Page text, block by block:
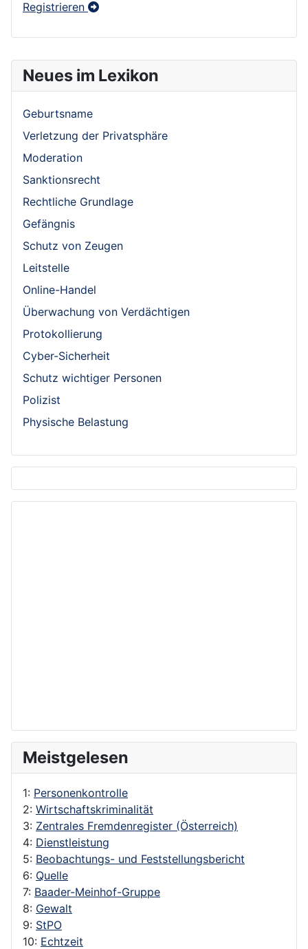
Neues im Lexikon
Geburtsname
Verletzung der Privatsphäre
Moderation
Sanktionsrecht
Rechtliche Grundlage
Gefängnis
Schutz von Zeugen
Leitstelle
Online-Handel
Überwachung von Verdächtigen
Protokollierung
Cyber-Sicherheit
Schutz wichtiger Personen
Polizist
Physische Belastung
Meistgelesen
1: Personenkontrolle
2: Wirtschaftskriminalität
3: Zentrales Fremdenregister (Österreich)
4: Dienstleistung
5: Beobachtungs- und Feststellungsbericht
6: Quelle
7: Baader-Meinhof-Gruppe
8: Gewalt
9: StPO
10: Echtzeit
Registrieren